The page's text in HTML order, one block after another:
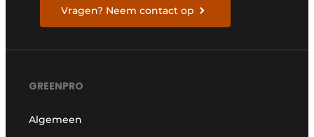
Vragen? Neem contact op
GREENPRO
Algemeen